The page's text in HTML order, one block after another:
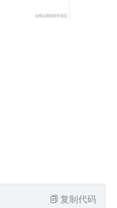
复制代码